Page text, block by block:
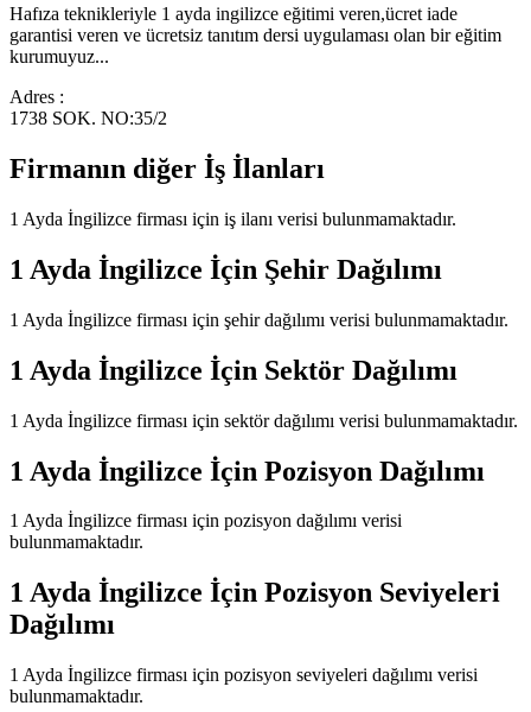
Hafıza teknikleriyle 1 ayda ingilizce eğitimi veren,ücret iade
garantisi veren ve ücretsiz tanıtım dersi uygulaması olan bir eğitim
kurumuyuz...
Adres :
1738 SOK. NO:35/2
Firmanın diğer İş İlanları
1 Ayda İngilizce firması için iş ilanı verisi bulunmamaktadır.
1 Ayda İngilizce İçin Şehir Dağılımı
1 Ayda İngilizce firması için şehir dağılımı verisi bulunmamaktadır.
1 Ayda İngilizce İçin Sektör Dağılımı
1 Ayda İngilizce firması için sektör dağılımı verisi bulunmamaktadır.
1 Ayda İngilizce İçin Pozisyon Dağılımı
1 Ayda İngilizce firması için pozisyon dağılımı verisi
bulunmamaktadır.
1 Ayda İngilizce İçin Pozisyon Seviyeleri
Dağılımı
1 Ayda İngilizce firması için pozisyon seviyeleri dağılımı verisi
bulunmamaktadır.